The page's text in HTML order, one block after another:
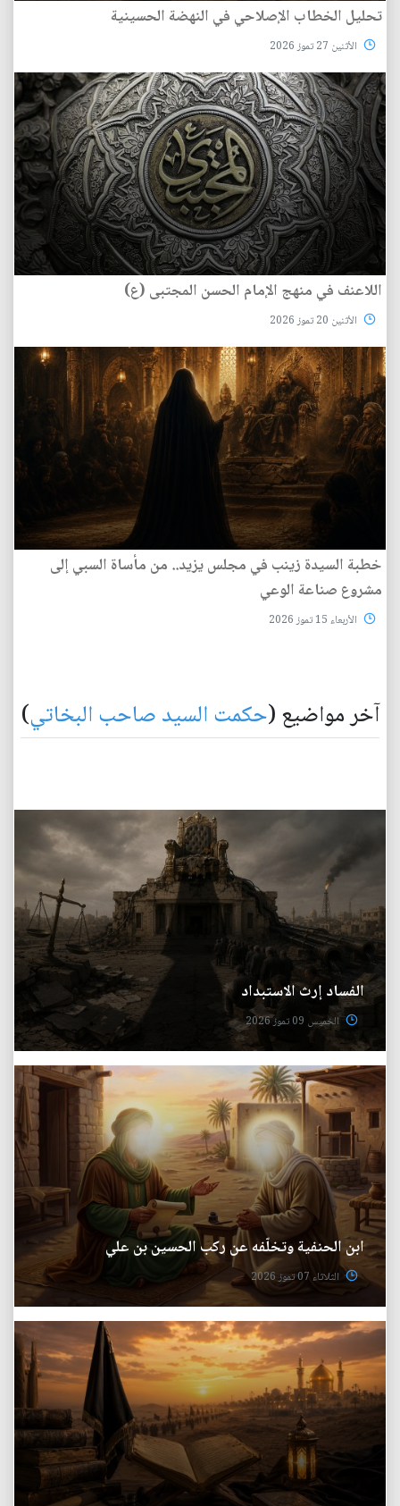
تحليل الخطاب الإصلاحي في النهضة الحسينية
الأثنين 27 تموز 2026
اللاعنف في منهج الإمام الحسن المجتبى (ع)
الأثنين 20 تموز 2026
خطبة السيدة زينب في مجلس يزيد.. من مأساة السبي إلى
مشروع صناعة الوعي
الأربعاء 15 تموز 2026
آخر مواضيع (حكمت السيد صاحب البخاتي)
الفساد إرث الاستبداد
الخميس 09 تموز 2026
ابن الحنفية وتخلّفه عن ركب الحسين بن علي
الثلاثاء 07 تموز 2026